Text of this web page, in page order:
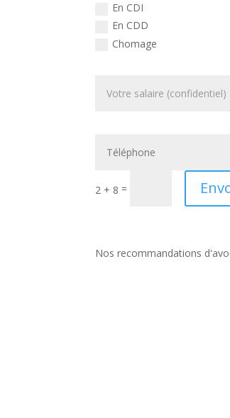
En CDI
En CDD
Chomage
2 + 8 =
Nos recommandations